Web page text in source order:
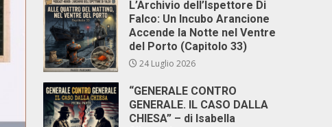
L’Archivio dell’Ispettore Di
Falco: Un Incubo Arancione
Accende la Notte nel Ventre
del Porto (Capitolo 33)
24 Luglio 2026
“GENERALE CONTRO
GENERALE. IL CASO DALLA
CHIESA” – di Isabella